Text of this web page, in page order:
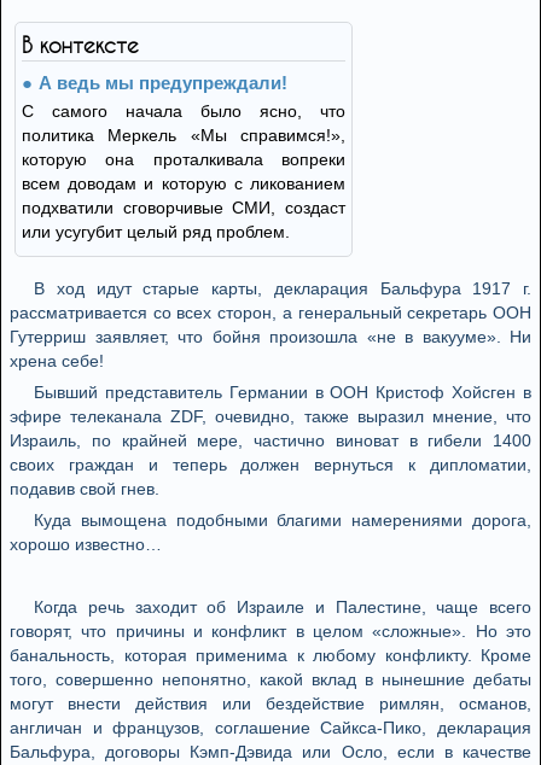
В контексте
А ведь мы предупреждали!
С самого начала было ясно, что
политика Меркель «Мы справимся!»,
которую она проталкивала вопреки
всем доводам и которую с ликованием
подхватили сговорчивые СМИ, создаст
или усугубит целый ряд проблем.
В ход идут старые карты, декларация Бальфура 1917 г.
рассматривается со всех сторон, а генеральный секретарь ООН
Гутерриш заявляет, что бойня произошла «не в вакууме». Ни
хрена себе!
Бывший представитель Германии в ООН Кристоф Хойсген в
эфире телеканала ZDF, очевидно, также выразил мнение, что
Израиль, по крайней мере, частично виноват в гибели 1400
своих граждан и теперь должен вернуться к дипломатии,
подавив свой гнев.
Куда вымощена подобными благими намерениями дорога,
хорошо известно…
Когда речь заходит об Израиле и Палестине, чаще всего
говорят, что причины и конфликт в целом «сложные». Но это
банальность, которая применима к любому конфликту. Кроме
того, совершенно непонятно, какой вклад в нынешние дебаты
могут внести действия или бездействие римлян, османов,
англичан и французов, соглашение Сайкса-Пико, декларация
Бальфура, договоры Кэмп-Дэвида или Осло, если в качестве